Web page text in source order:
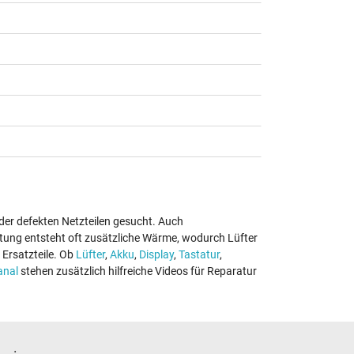
defekten Netzteilen gesucht. Auch
entsteht oft zusätzliche Wärme, wodurch Lüfter
Ob Lüfter, Akku, Display, Tastatur,
stehen zusätzlich hilfreiche Videos für Reparatur